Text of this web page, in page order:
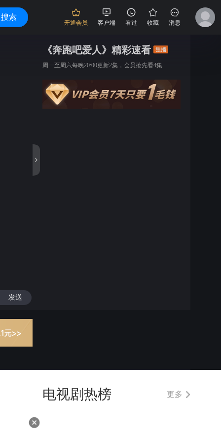
搜索
开通会员 客户端 看过 收藏 消息
发送
《奔跑吧爱人》精彩速看
周一至周六每晚20:00更新2集，会员抢先看4集
电视剧热榜 更多